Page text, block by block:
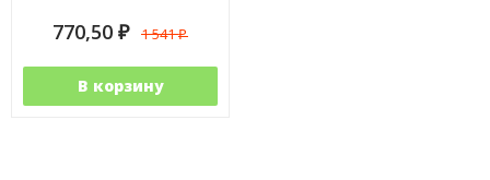
770,50 ₽ 1 541₽
В корзину